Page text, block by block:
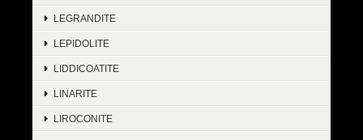
LEGRANDITE
LEPIDOLITE
LIDDICOATITE
LINARITE
LIROCONITE